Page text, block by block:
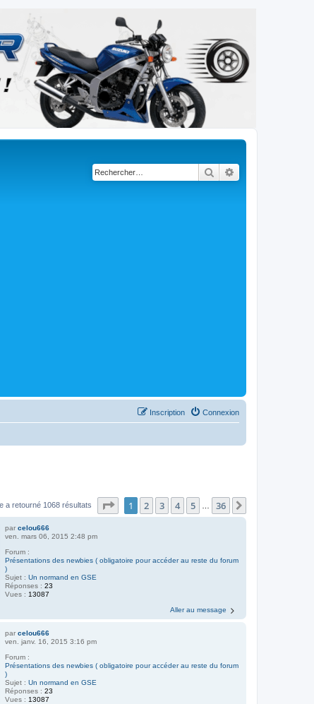
Rechercher
Connexion
Inscription
a retourné 1068 résultats Page sur36
1 2 3 4 5 36
parcelou666
ven. mars 06, 2015 2:48 pm
Forum :
Présentations des newbies ( obligatoire pour accéder au reste du forum
)
Sujet :Un normand en GSE
Réponses :23
Vues : 13087
Aller au message
parcelou666
ven. janv. 16, 2015 3:16 pm
Forum :
Présentations des newbies ( obligatoire pour accéder au reste du forum
)
Sujet :Un normand en GSE
Réponses :23
Vues : 13087